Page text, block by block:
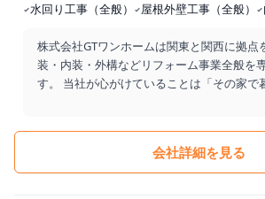
水回り工事（全般） 屋根外壁工事（全般）
株式会社GTワンホームは関東と関西に拠点
装・内装・外構などリフォーム事業全般を
す。 当社が心がけていることは「その家で
会社詳細を見る